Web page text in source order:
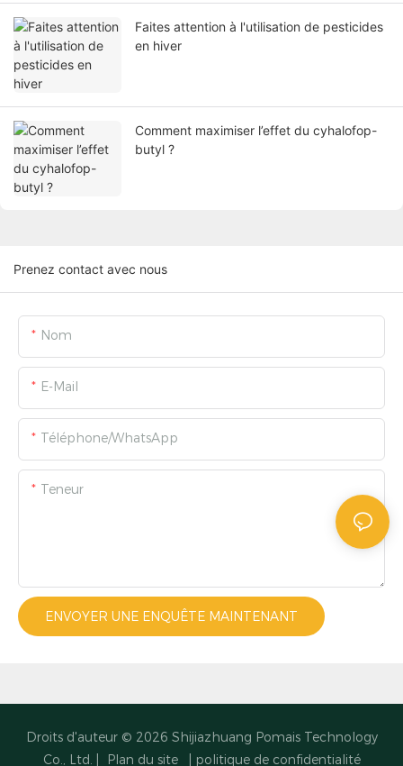
Faites attention à l'utilisation de pesticides
en hiver
Comment maximiser l’effet du cyhalofop-
butyl ?
Prenez contact avec nous
Nom
E-Mail
Téléphone/WhatsApp
Teneur
ENVOYER UNE ENQUÊTE MAINTENANT
Droits d'auteur © 2026 Shijiazhuang Pomais Technology
Co., Ltd.
Plan du site politique de confidentialité